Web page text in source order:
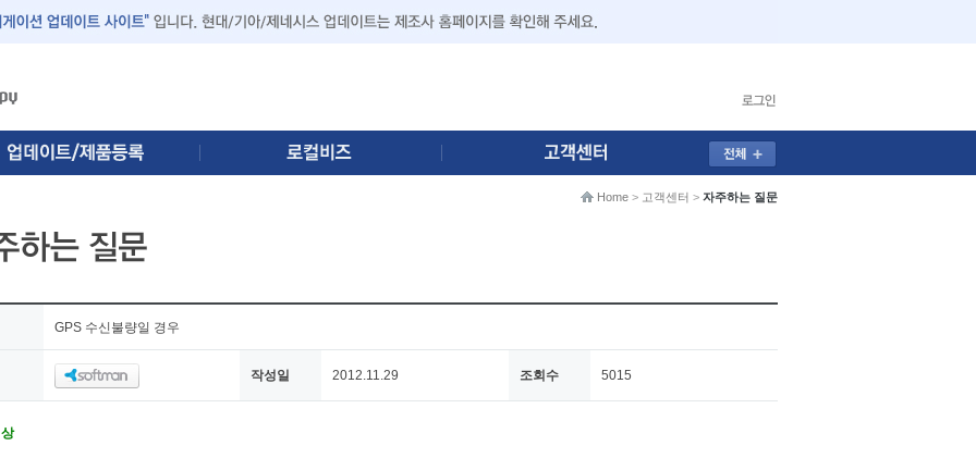
Home > 고객센터 > 자주하는 질문
GPS 수신불량일 경우
작성일 2012.11.29 조회수 5015